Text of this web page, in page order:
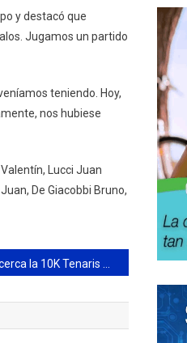
y destacó que
Jugamos un partido
teniendo. Hoy,
nos hubiese
Lucci Juan
De Giacobbi Bruno,
Se acerca la 10K Tenaris y llega con novedades